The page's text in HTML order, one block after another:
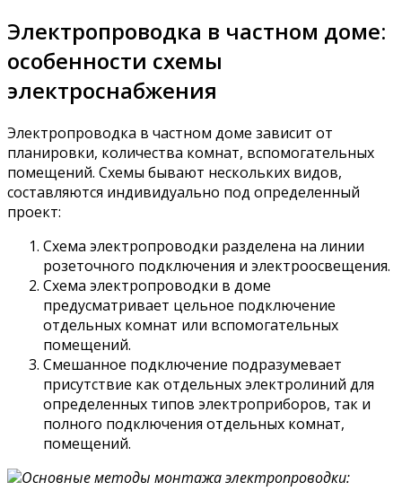
Электропроводка в частном доме:
особенности схемы
электроснабжения
Электропроводка в частном доме зависит от
планировки, количества комнат, вспомогательных
помещений. Схемы бывают нескольких видов,
составляются индивидуально под определенный
проект:
Схема электропроводки разделена на линии
розеточного подключения и электроосвещения.
Схема электропроводки в доме
предусматривает цельное подключение
отдельных комнат или вспомогательных
помещений.
Смешанное подключение подразумевает
присутствие как отдельных электролиний для
определенных типов электроприборов, так и
полного подключения отдельных комнат,
помещений.
Основные методы монтажа электропроводки: